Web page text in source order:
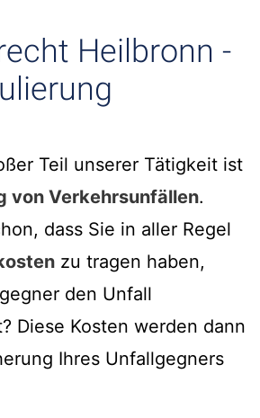
Heilbronn -
Teil unserer Tätigkeit ist
von Verkehrsunfällen.
dass Sie in aller Regel
zu tragen haben,
den Unfall
Diese Kosten werden dann
Ihres Unfallgegners